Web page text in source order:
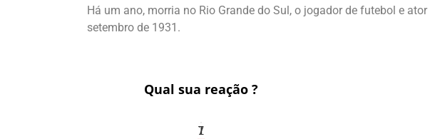
Há um ano, morria no Rio Grande do Sul, o jogador de futebol e ator
setembro de 1931.
Qual sua reação ?
1
7